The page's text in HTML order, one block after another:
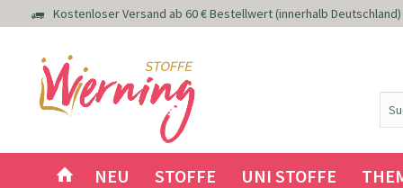
Kostenloser Versand ab 60 € Bestellwert (innerhalb Deutschland)
NEU STOFFE UNI STOFFE